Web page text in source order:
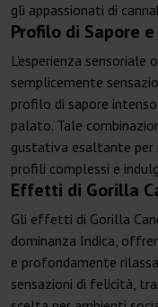
gli appassionati di
Profilo di Sapore
L'esperienza sensoriale
semplicemente
profilo di sapore
palato. Tale
gustativa esaltante per
profili complessi e
Effetti di Gorilla
Gli effetti di Gorilla
dominanza Indica,
e profondamente
sensazioni di felicità,